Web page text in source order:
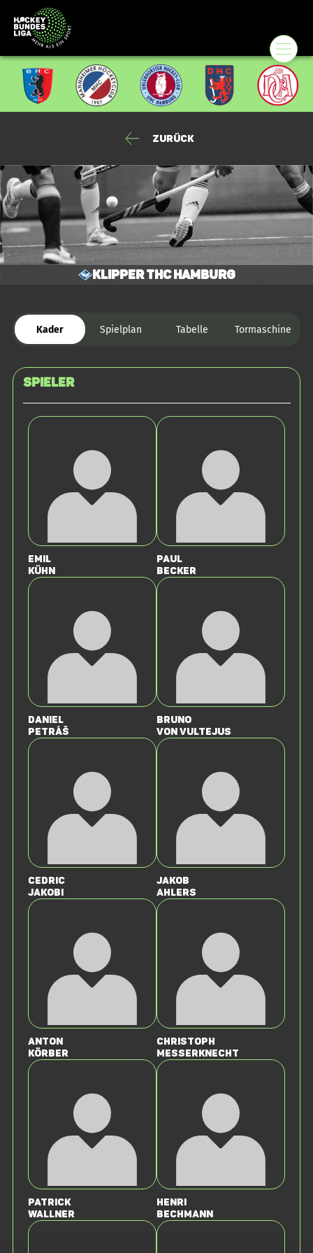
Zurück
Klipper THC Hamburg
Kader Spielplan Tabelle Tormaschine
Spieler
Emil
Kühn
Paul
Becker
Daniel
Petráš
Bruno
von Vultejus
Cedric
Jakobi
Jakob
Ahlers
Anton
Körber
Christoph
Messerknecht
Patrick
Wallner
Henri
Bechmann